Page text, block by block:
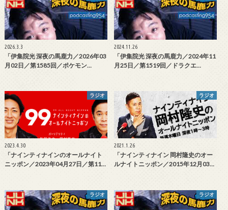
2026.3.3
「伊集院光 深夜の馬鹿力／2026年03
月02日／第1585回／ポケモン…
2024.11.26
「伊集院光 深夜の馬鹿力／2024年11
月25日／第1519回／ドラクエ…
ラジオ
2023.4.30
「ナインティナインのオールナイト
ニッポン／2023年04月27日／第11…
ラジオ
2021.1.26
「ナインティナイン 岡村隆史のオー
ルナイトニッポン／2015年12月03…
ラジオ ラジオ